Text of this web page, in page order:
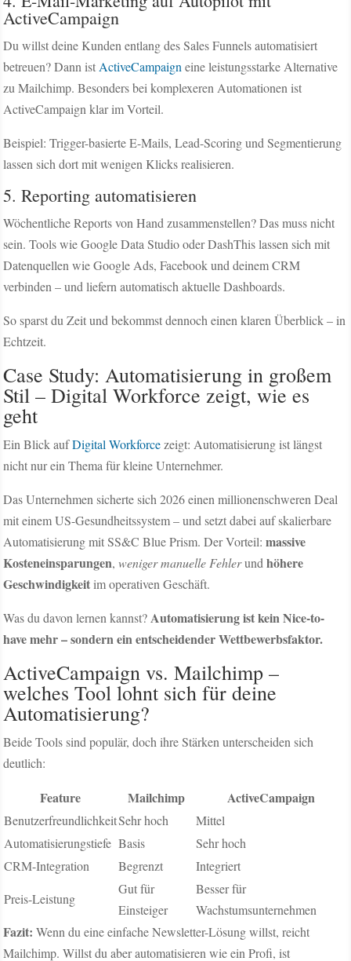
ActiveCampaign
Du willst deine Kunden entlang des Sales Funnels automatisiert
betreuen? Dann ist ActiveCampaign eine leistungsstarke Alternative
zu Mailchimp. Besonders bei komplexeren Automationen ist
ActiveCampaign klar im Vorteil.
Beispiel: Trigger-basierte E-Mails, Lead-Scoring und Segmentierung
lassen sich dort mit wenigen Klicks realisieren.
5. Reporting automatisieren
Wöchentliche Reports von Hand zusammenstellen? Das muss nicht
sein. Tools wie Google Data Studio oder DashThis lassen sich mit
Datenquellen wie Google Ads, Facebook und deinem CRM
verbinden – und liefern automatisch aktuelle Dashboards.
So sparst du Zeit und bekommst dennoch einen klaren Überblick – in
Echtzeit.
Case Study: Automatisierung in großem
Stil – Digital Workforce zeigt, wie es
geht
Ein Blick aufDigital Workforce zeigt: Automatisierung ist längst
nicht nur ein Thema für kleine Unternehmer.
Das Unternehmen sicherte sich 2026 einen millionenschweren Deal
mit einem US-Gesundheitssystem – und setzt dabei auf skalierbare
Automatisierung mit SS&C Blue Prism. Der Vorteil:massive
Kosteneinsparungen,weniger manuelle Fehlerundhöhere
Geschwindigkeit im operativen Geschäft.
Was du davon lernen kannst? Automatisierung ist kein Nice-to-
have mehr – sondern ein entscheidender Wettbewerbsfaktor.
ActiveCampaign vs. Mailchimp –
welches Tool lohnt sich für deine
Automatisierung?
Beide Tools sind populär, doch ihre Stärken unterscheiden sich
deutlich:
Feature Mailchimp ActiveCampaign
BenutzerfreundlichkeitSehr hoch
Mittel
Automatisierungstiefe Basis
Sehr hoch
CRM-Integration
Begrenzt
Integriert
Preis-Leistung
Gut für
Einsteiger
Besser für
Wachstumsunternehmen
Fazit: Wenn du eine einfache Newsletter-Lösung willst, reicht
Mailchimp. Willst du aber automatisieren wie ein Profi, ist